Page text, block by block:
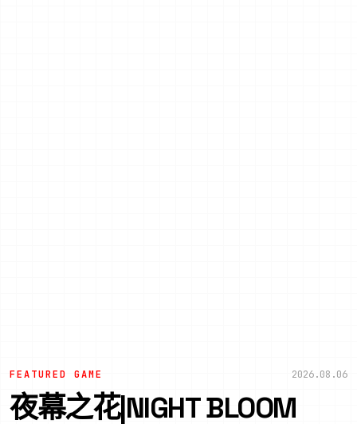
FEATURED GAME 2026.08.06
夜幕之花|NIGHT BLOOM